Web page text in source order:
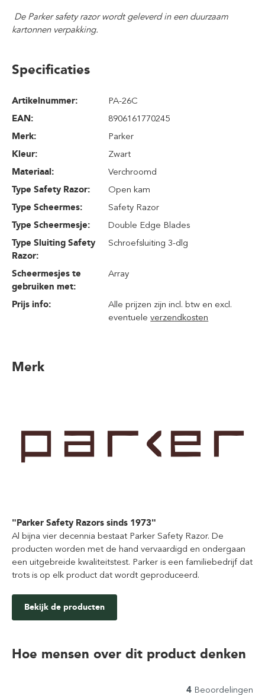
De Parker safety razor wordt geleverd in een duurzaam
kartonnen verpakking.
Specificaties
Artikelnummer:
PA-26C
EAN:
8906161770245
Merk:
Parker
Kleur:
Zwart
Materiaal:
Verchroomd
Type Safety Razor:
Open kam
Type Scheermes:
Safety Razor
Type Scheermesje:
Double Edge Blades
Type Sluiting Safety
Razor:
Schroefsluiting 3-dlg
Scheermesjes te
gebruiken met:
Array
Prijs info:
Alle prijzen zijn incl. btw en excl.
eventueleverzendkosten
Merk
"Parker Safety Razors sinds 1973"
Al bijna vier decennia bestaat Parker Safety Razor. De
producten worden met de hand vervaardigd en ondergaan
een uitgebreide kwaliteitstest. Parker is een familiebedrijf dat
trots is op elk product dat wordt geproduceerd.
Bekijk de producten
Hoe mensen over dit product denken
4 Beoordelingen